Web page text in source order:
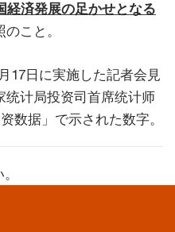
経済発展の足かせとなる
のこと。
17日に実施した記者会見
统计局投资司首席统计师
数据」で示された数字。